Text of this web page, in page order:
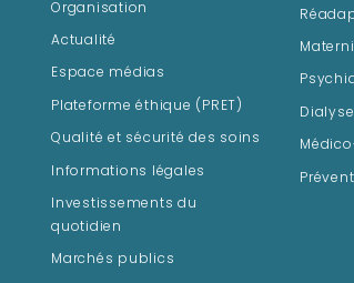
Organisation
Actualité
Espace médias
Plateforme éthique (PRET)
Qualité et sécurité des soins
Informations légales
Investissements du
quotidien
Marchés publics
Dialyse